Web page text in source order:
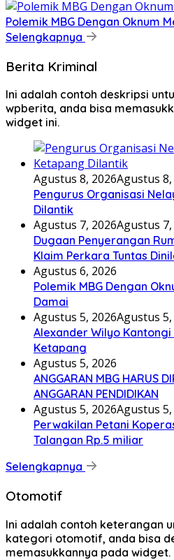
Polemik MBG Dengan Oknum
Selengkapnya
Berita Kriminal
Ini adalah contoh deskripsi
wpberita, anda bisa
widget ini.
Agustus 8, 2026Agustus 8,
Pengurus Organisasi
Dilantik
Agustus 7, 2026Agustus 7,
Dugaan Penyerangan
Klaim Perkara Tuntas
Agustus 6, 2026
Polemik MBG Dengan
Damai
Agustus 5, 2026Agustus 5,
Alexander Wilyo Kantongi
Ketapang
Agustus 5, 2026
ANGGARAN MBG HARUS
ANGGARAN PENDIDIKAN
Agustus 5, 2026Agustus 5,
Perwakilan Petani
Talangan Rp.5 miliar
Selengkapnya
Otomotif
Ini adalah contoh keterangan
kategori otomotif, anda bisa
memasukkannya pada widget.